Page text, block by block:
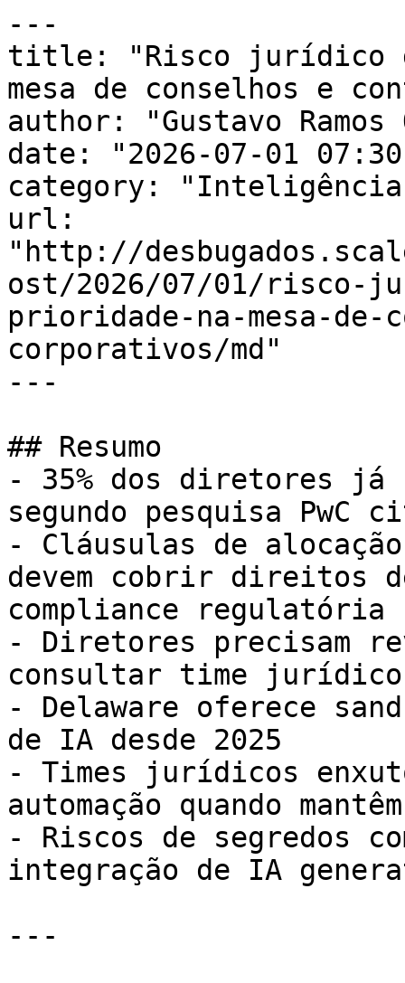
---
title: "Risco jurídico
mesa de conselhos e
author: "Gustavo
date: "2026-07-01
category:
url:
"http://
ost/2026/07/01/risco-
prioridade-na-mesa-
corporativos/md"
---
## Resumo
- 35% dos diretores já
segundo pesquisa PwC
- Cláusulas de
devem cobrir direitos
compliance regulatória
- Diretores precisam
consultar time
- Delaware oferece
de IA desde 2025
- Times jurídicos
automação quando
- Riscos de segredos
integração de IA
---